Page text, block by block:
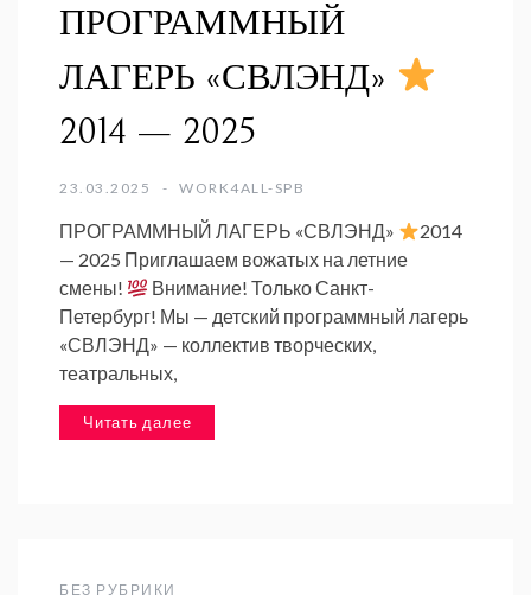
ПРОГРАММНЫЙ
ЛАГЕРЬ «СВЛЭНД»
2014 — 2025
23.03.2025 WORK4ALL-SPB
ПРОГРАММНЫЙ ЛАГЕРЬ «СВЛЭНД»
2014
— 2025 Приглашаем вожатых на летние
смены!
Внимание! Только Санкт-
Петербург! Мы — детский программный лагерь
«СВЛЭНД» — коллектив творческих,
театральных,
Читать далее
БЕЗ РУБРИКИ